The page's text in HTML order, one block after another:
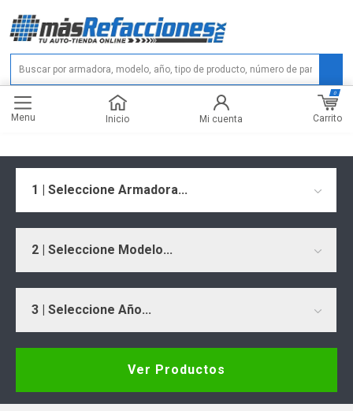
Menu Inicio Mi cuenta Carrito
0
1 | Seleccione Armadora...
2 | Seleccione Modelo...
3 | Seleccione Año...
Ver Productos